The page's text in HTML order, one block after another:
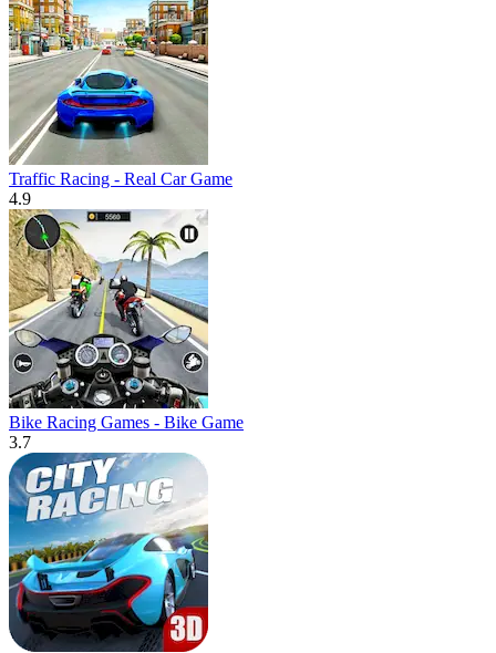
Traffic Racing - Real Car Game
4.9
Bike Racing Games - Bike Game
3.7